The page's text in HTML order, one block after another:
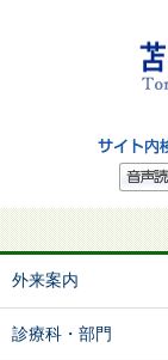
外来案内
診療科・部門